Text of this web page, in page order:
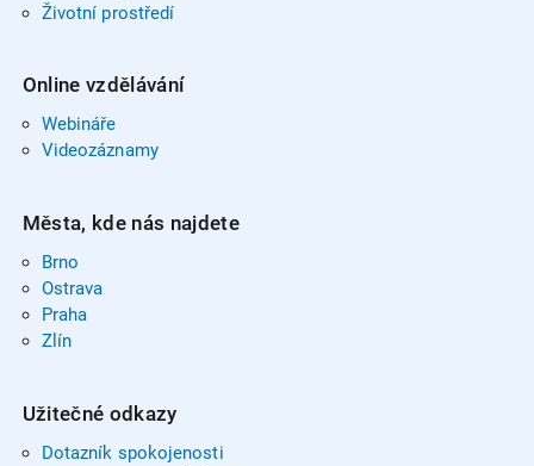
Životní prostředí
Online vzdělávání
Webináře
Videozáznamy
Města, kde nás najdete
Brno
Ostrava
Praha
Zlín
Užitečné odkazy
Dotazník spokojenosti